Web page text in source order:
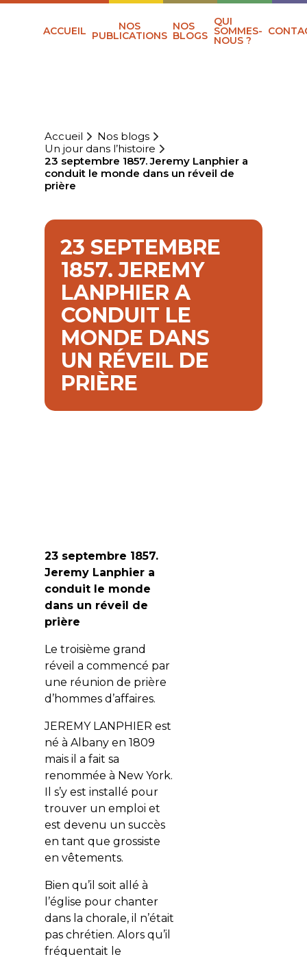
ACCUEIL NOS
PUBLICATIONS
NOS
BLOGS
QUI
SOMMES-
NOUS ?
Accueil
Nos blogs
Un jour dans l’histoire
23 septembre 1857. Jeremy Lanphier a
conduit le monde dans un réveil de
prière
23 SEPTEMBRE
1857. JEREMY
LANPHIER A
CONDUIT LE
MONDE DANS
UN RÉVEIL DE
PRIÈRE
23 septembre 1857.
Jeremy Lanphier a
conduit le monde
dans un réveil de
prière
Le troisième grand
réveil a commencé par
une réunion de prière
d’hommes d’affaires.
JEREMY LANPHIER est
né à Albany en 1809
mais il a fait sa
renommée à New York.
Il s’y est installé pour
trouver un emploi et
est devenu un succès
en tant que grossiste
en vêtements.
Bien qu’il soit allé à
l’église pour chanter
dans la chorale, il n’était
pas chrétien. Alors qu’il
fréquentait le